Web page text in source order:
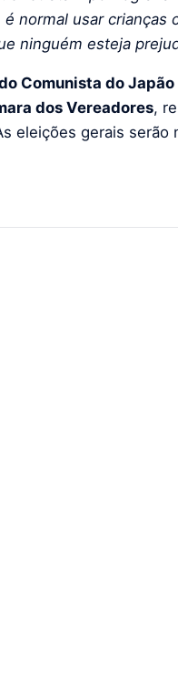
normal usar crianças
ninguém esteja
Comunista do Japão
dos Vereadores,
eleições gerais serão